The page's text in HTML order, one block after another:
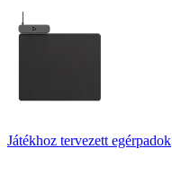
Játékhoz tervezett egérpadok